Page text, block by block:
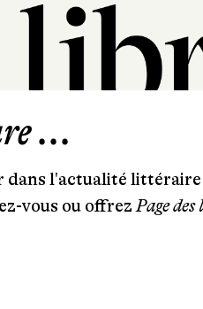
Lazare
41 97 20
...
l'actualité
vous ou offrezPage